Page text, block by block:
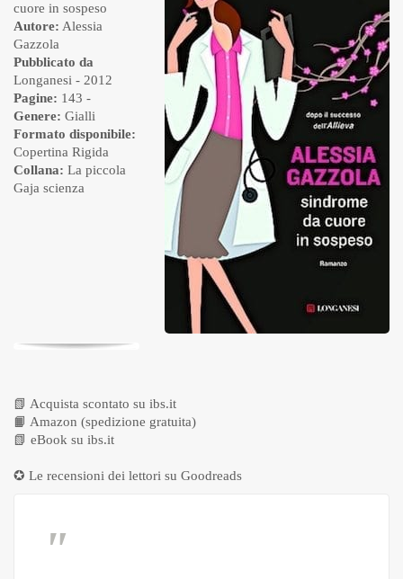
cuore in sospeso
Autore: Alessia
Gazzola
Pubblicato da
Longanesi - 2012
Pagine: 143 -
Genere: Gialli
Formato disponibile:
Copertina Rigida
Collana: La piccola
Gaja scienza
📗 Acquista scontato su ibs.it
📙 Amazon (spedizione gratuita)
📗 eBook su ibs.it
✪ Le recensioni dei lettori su Goodreads